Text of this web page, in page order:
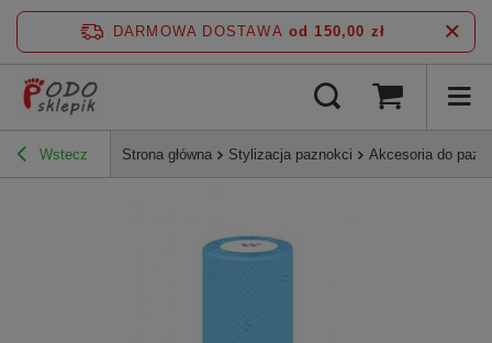
DARMOWA DOSTAWA od 150,00 zł
Wstecz Strona główna Stylizacja paznokci Akcesoria do